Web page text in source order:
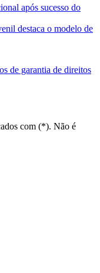
após sucesso do
destaca o modelo de
de garantia de direitos
com (*). Não é